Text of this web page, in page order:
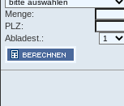
Menge:
PLZ:
Abladest.: